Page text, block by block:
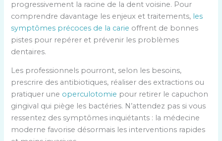
progressivement la racine de la dent voisine. Pour
comprendre davantage les enjeux et traitements, les
symptômes précoces de la carie offrent de bonnes
pistes pour repérer et prévenir les problèmes
dentaires.
Les professionnels pourront, selon les besoins,
prescrire des antibiotiques, réaliser des extractions ou
pratiquer une operculotomie pour retirer le capuchon
gingival qui piège les bactéries. N’attendez pas si vous
ressentez des symptômes inquiétants : la médecine
moderne favorise désormais les interventions rapides